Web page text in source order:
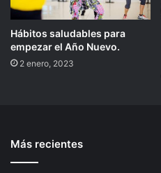
Hábitos saludables para
empezar el Año Nuevo.
2 enero, 2023
Más recientes